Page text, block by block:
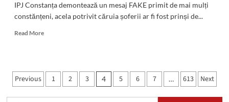
IPJ Constanța demontează un mesaj FAKE primit de mai mulți
constănțeni, acela potrivit căruia șoferii ar fi fost prinși de...
Read MoreRead
Constanța
despre
mesaj
Paginație
articole
Previous 1 2 3 4 5 6 7 … 613 Next